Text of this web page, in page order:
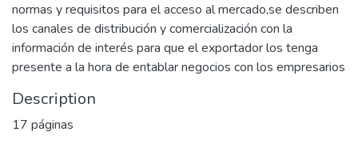
normas y requisitos para el acceso al mercado,se describen
los canales de distribución y comercialización con la
información de interés para que el exportador los tenga
presente a la hora de entablar negocios con los empresarios
Description
17 páginas